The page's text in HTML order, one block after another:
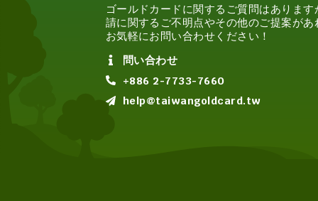
ゴールドカードに関するご質問はあります
請に関するご不明点やその他のご提案があ
お気軽にお問い合わせください！
問い合わせ
+886 2-7733-7660
help@taiwangoldcard.tw